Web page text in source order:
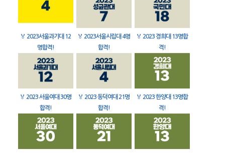
🏅 2023서울과기대 12
명합격!
🏅 2023서울시립대 4명
합격!
🏅 2023 경희대 13명합
격!
🏅 2023 서울여대 30명
합격!
🏅 2023 동덕여대 21명
합격!
🏅 2023 한양대 13명합
격!